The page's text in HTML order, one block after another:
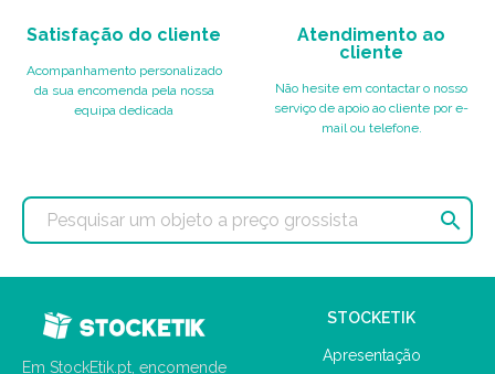
Satisfação do cliente
Acompanhamento personalizado
da sua encomenda pela nossa
equipa dedicada
Atendimento ao
cliente
Não hesite em contactar o nosso
serviço de apoio ao cliente por e-
mail ou telefone.

Em StockEtik.pt, encomende
STOCKETIK
Apresentação